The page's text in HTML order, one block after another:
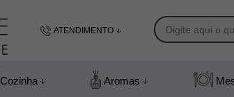
ATENDIMENTO
(48) 991831408
Cozinha Aromas